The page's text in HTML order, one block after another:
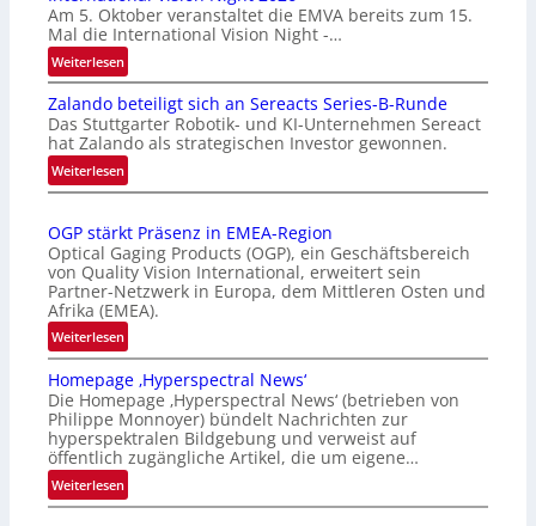
Am 5. Oktober veranstaltet die EMVA bereits zum 15.
Mal die International Vision Night -…
Weiterlesen:
I
n
t
e
r
n
t
i
o
n
l
V
i
s
i
o
n
N
Zalando beteiligt sich an Sereacts Series-B-Runde
Das Stuttgarter Robotik- und KI-Unternehmen Sereact
hat Zalando als strategischen Investor gewonnen.
Weiterlesen:
Z
l
a
n
d
o
b
e
t
e
i
i
g
OGP stärkt Präsenz in EMEA-Region
Optical Gaging Products (OGP), ein Geschäftsbereich
von Quality Vision International, erweitert sein
Partner-Netzwerk in Europa, dem Mittleren Osten und
Afrika (EMEA).
Weiterlesen:
O
G
P
s
t
ä
r
Homepage ‚Hyperspectral News‘
Die Homepage ‚Hyperspectral News‘ (betrieben von
Philippe Monnoyer) bündelt Nachrichten zur
hyperspektralen Bildgebung und verweist auf
öffentlich zugängliche Artikel, die um eigene…
Weiterlesen:
H